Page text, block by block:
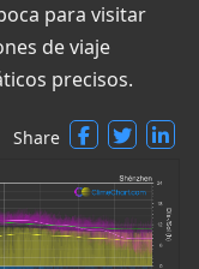
para visitar
de viaje
precisos.
Share